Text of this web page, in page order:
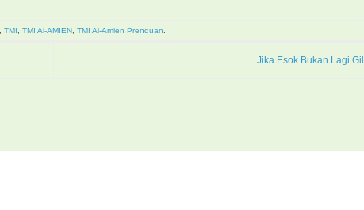
TMI TMI Al-AMIEN TMI Al-Amien Prenduan
Jika Esok Bukan Lagi